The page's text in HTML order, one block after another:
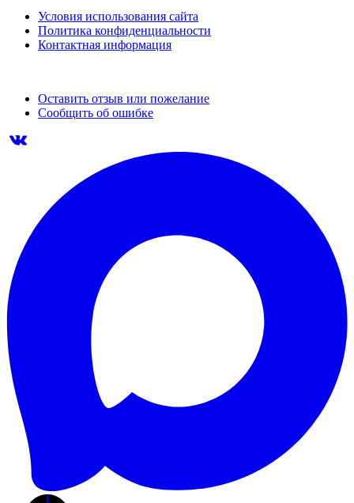
Условия использования сайта
Политика конфиденциальности
Контактная информация
Оставить отзыв или пожелание
Сообщить об ошибке